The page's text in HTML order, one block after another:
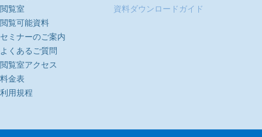
閲覧室
閲覧可能資料
セミナーのご案内
よくあるご質問
閲覧室アクセス
料金表
利用規程
資料ダウンロードガイド